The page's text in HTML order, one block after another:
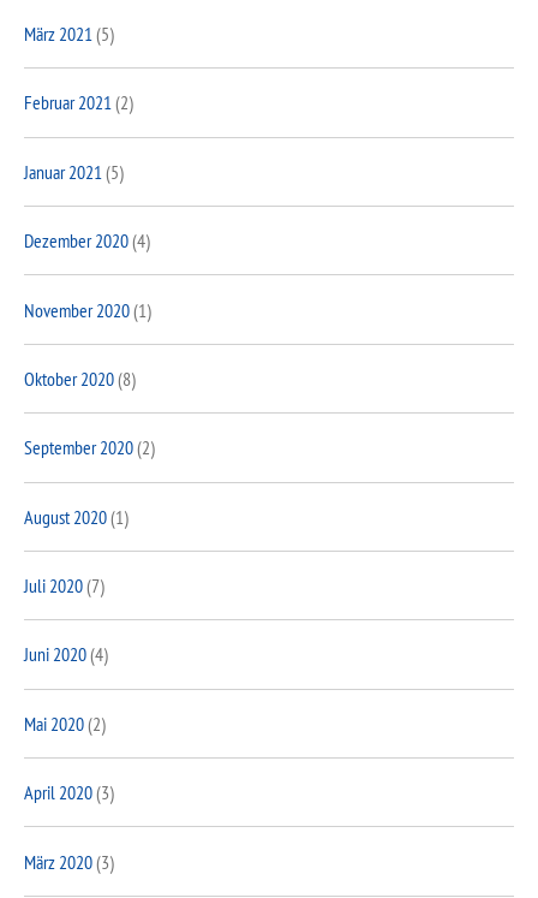
März 2021(5)
Februar 2021(2)
Januar 2021 (5)
Dezember 2020(4)
November 2020(1)
Oktober 2020(8)
September 2020(2)
August 2020(1)
Juli 2020(7)
Juni 2020(4)
Mai 2020(2)
April 2020(3)
März 2020(3)